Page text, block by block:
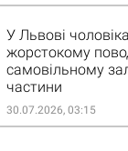
У Львові
жорстокому
самовільному
частини
30.07.2026, 03:15